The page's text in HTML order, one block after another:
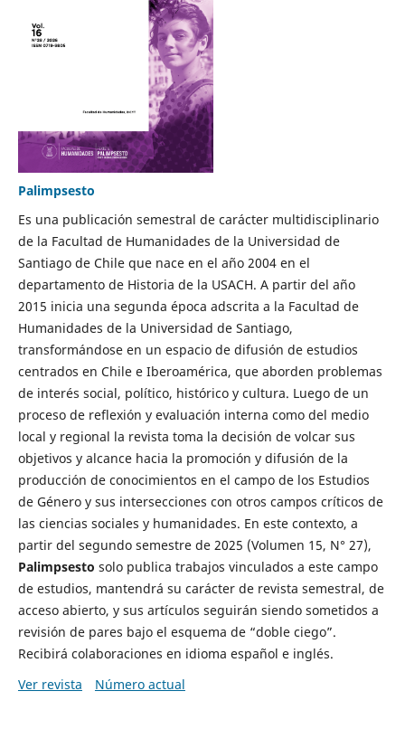
Palimpsesto
Es una publicación semestral de carácter multidisciplinario
de la Facultad de Humanidades de la Universidad de
Santiago de Chile que nace en el año 2004 en el
departamento de Historia de la USACH. A partir del año
2015 inicia una segunda época adscrita a la Facultad de
Humanidades de la Universidad de Santiago,
transformándose en un espacio de difusión de estudios
centrados en Chile e Iberoamérica, que aborden problemas
de interés social, político, histórico y cultura. Luego de un
proceso de reflexión y evaluación interna como del medio
local y regional la revista toma la decisión de volcar sus
objetivos y alcance hacia la promoción y difusión de la
producción de conocimientos en el campo de los Estudios
de Género y sus intersecciones con otros campos críticos de
las ciencias sociales y humanidades. En este contexto, a
partir del segundo semestre de 2025 (Volumen 15, N° 27),
Palimpsesto solo publica trabajos vinculados a este campo
de estudios, mantendrá su carácter de revista semestral, de
acceso abierto, y sus artículos seguirán siendo sometidos a
revisión de pares bajo el esquema de “doble ciego”.
Recibirá colaboraciones en idioma español e inglés.
Ver revista
Número actual